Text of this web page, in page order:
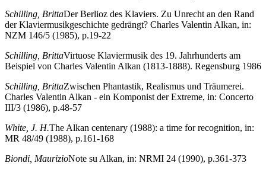
Schilling, BrittaDer Berlioz des Klaviers. Zu Unrecht an den Rand
der Klaviermusikgeschichte gedrängt? Charles Valentin Alkan, in:
NZM 146/5 (1985), p.19-22
Schilling, BrittaVirtuose Klaviermusik des 19. Jahrhunderts am
Beispiel von Charles Valentin Alkan (1813-1888). Regensburg 1986
Schilling, BrittaZwischen Phantastik, Realismus und Träumerei.
Charles Valentin Alkan - ein Komponist der Extreme, in: Concerto
III/3 (1986), p.48-57
White, J. H.The Alkan centenary (1988): a time for recognition, in:
MR 48/49 (1988), p.161-168
Biondi, MaurizioNote su Alkan, in: NRMI 24 (1990), p.361-373